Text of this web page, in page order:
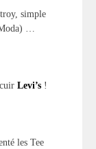
simple
…
Levi’s !
les Tee